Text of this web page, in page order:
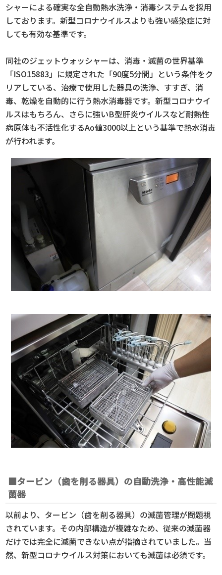
シャーによる確実な全自動熱水洗浄・消毒システムを採用
しております。新型コロナウイルスよりも強い感染症に対
しても有効な基準です。
同社のジェットウォッシャーは、消毒・滅菌の世界基準
「ISO15883」に規定された「90度5分間」という条件をク
リアしている、治療で使用した器具の洗浄、すすぎ、消
毒、乾燥を自動的に行う熱水消毒器です。新型コロナウイ
ルスはもちろん、さらに強いB型肝炎ウイルスなど耐熱性
病原体も不活性化するAo値3000以上という基準で熱水消毒
が行われます。
■タービン（歯を削る器具）の自動洗浄・高性能滅
菌器
以前より、タービン（歯を削る器具）の滅菌管理が問題視
されています。その内部構造が複雑なため、従来の滅菌器
だけでは完全に滅菌できない点が指摘されていました。当
然、新型コロナウイルス対策においても滅菌は必須です。